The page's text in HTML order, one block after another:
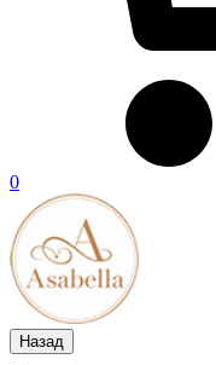
0
Назад